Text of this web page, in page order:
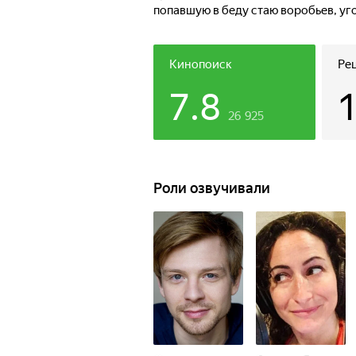
попавшую в беду стаю воробьев,
придется объединиться в дружную
и смекалку, чтобы разгадать
Кинопоиск
7.8 26 925 1
Роли озвучивали